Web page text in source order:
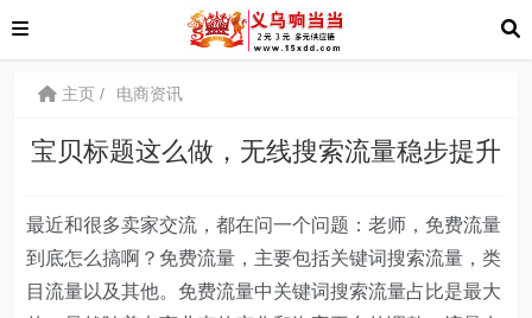
主页 电商资讯
宝贝标题这么做，无线搜索流量稳步提升
最近和很多卖家交流，都在问一个问题：老师，免费流量
到底怎么搞啊？免费流量，主要包括关键词搜索流量，类
目流量以及其他。免费流量中关键词搜索流量占比是最大